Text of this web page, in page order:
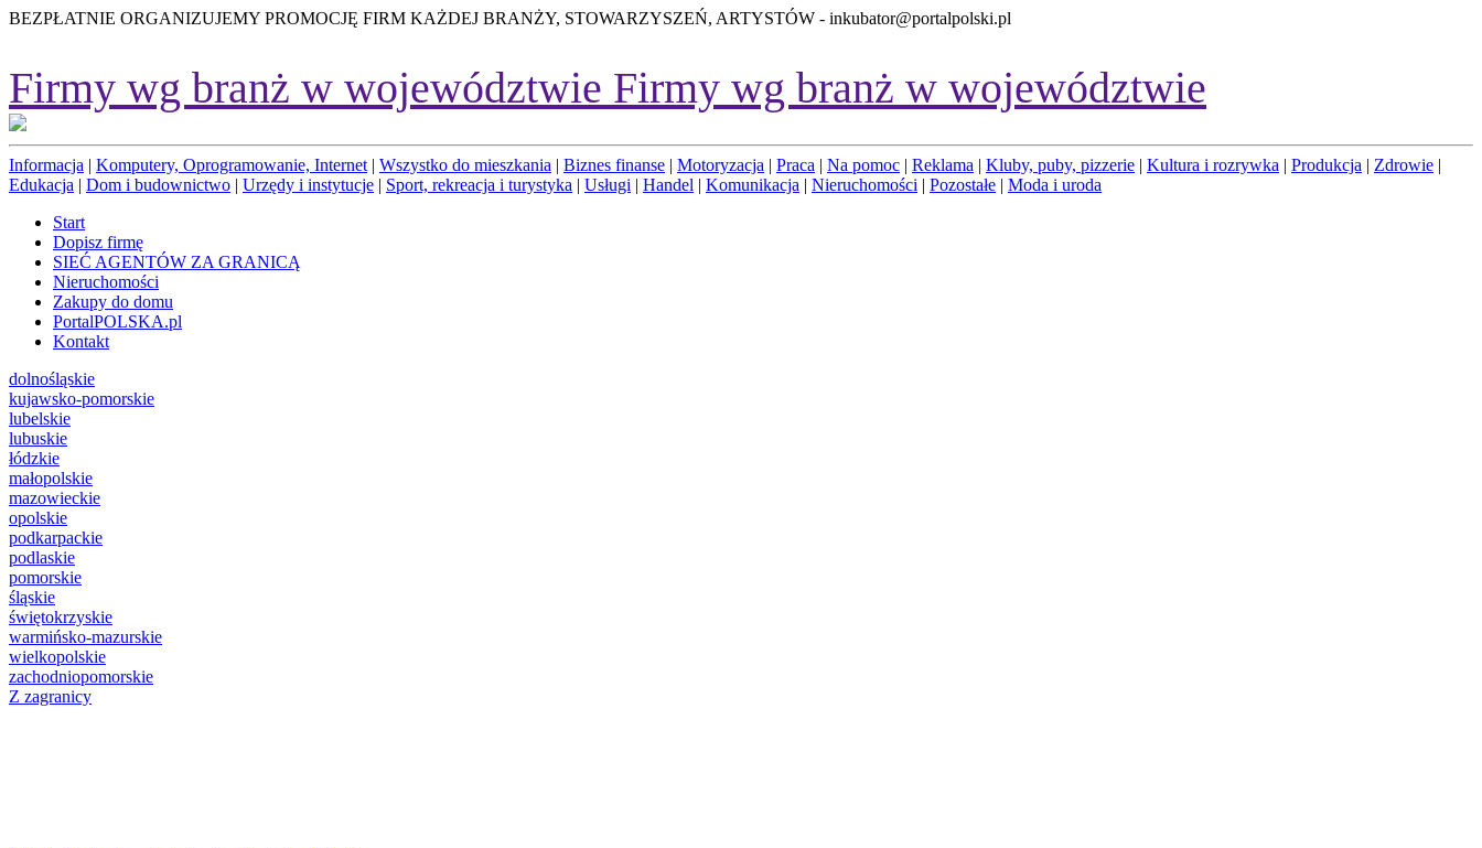
BEZPŁATNIE ORGANIZUJEMY PROMOCJĘ FIRM KAŻDEJ BRANŻY, STOWARZYSZEŃ, ARTYSTÓW - inkubator@portalpolski.pl
Firmy wg branż w województwie Firmy wg branż w województwie
Informacja | Komputery, Oprogramowanie, Internet | Wszystko do mieszkania | Biznes finanse | Motoryzacja | Praca | Na pomoc | Reklama | Kluby, puby, pizzerie | Kultura i rozrywka | Produkcja | Zdrowie |
Edukacja | Dom i budownictwo | Urzędy i instytucje | Sport, rekreacja i turystyka | Usługi | Handel | Komunikacja | Nieruchomości | Pozostałe | Moda i uroda
Start
Dopisz firmę
SIEĆ AGENTÓW ZA GRANICĄ
Nieruchomości
Zakupy do domu
PortalPOLSKA.pl
Kontakt
dolnośląskie
kujawsko-pomorskie
lubelskie
lubuskie
łódzkie
małopolskie
mazowieckie
opolskie
podkarpackie
podlaskie
pomorskie
śląskie
świętokrzyskie
warmińsko-mazurskie
wielkopolskie
zachodniopomorskie
Z zagranicy